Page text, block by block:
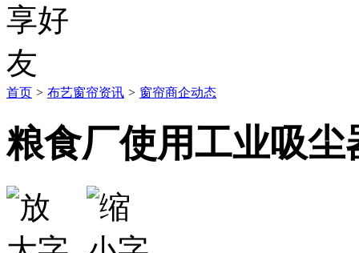
首页 > 布艺窗帘资讯 > 窗帘商企动态
粮食厂使用工业吸尘